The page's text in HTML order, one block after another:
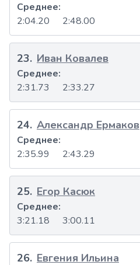
2:04.20 2:48.00
Среднее:
23. Иван Ковалев
2:31.73 2:33.27
Среднее:
24. Александр Ермаков
2:35.99 2:43.29
Среднее:
25. Егор Касюк
3:21.18 3:00.11
Среднее:
26. Евгения Ильина